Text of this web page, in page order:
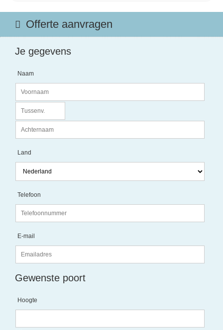
Offerte aanvragen
Je gegevens
Naam
Land
Telefoon
E-mail
Gewenste poort
Hoogte